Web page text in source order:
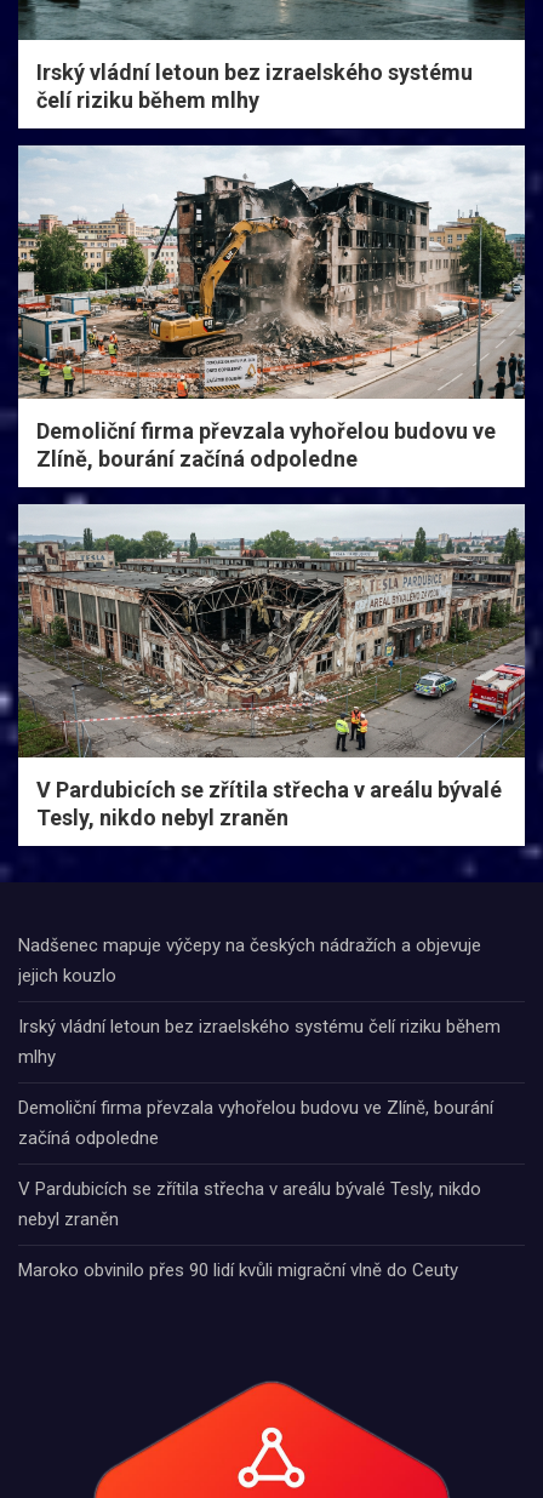
Irský vládní letoun bez izraelského systému
čelí riziku během mlhy
Demoliční firma převzala vyhořelou budovu ve
Zlíně, bourání začíná odpoledne
V Pardubicích se zřítila střecha v areálu bývalé
Tesly, nikdo nebyl zraněn
Nadšenec mapuje výčepy na českých nádražích a objevuje
jejich kouzlo
Irský vládní letoun bez izraelského systému čelí riziku během
mlhy
Demoliční firma převzala vyhořelou budovu ve Zlíně, bourání
začíná odpoledne
V Pardubicích se zřítila střecha v areálu bývalé Tesly, nikdo
nebyl zraněn
Maroko obvinilo přes 90 lidí kvůli migrační vlně do Ceuty